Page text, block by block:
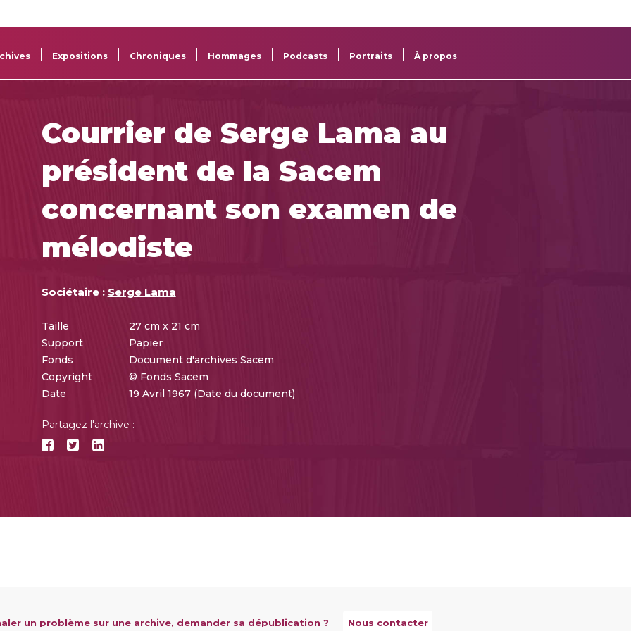
Sacem
projets
Sacem
des œuvres
Expositions Chroniques Hommages Podcasts Portraits À propos
Courrier de Serge Lama au
président de la Sacem
concernant son examen de
mélodiste
Sociétaire : Serge Lama
Taille
27 cm x 21 cm
Support
Papier
Fonds
Document d'archives Sacem
Copyright
© Fonds Sacem
Date
19 Avril 1967 (Date du document)
Partagez l'archive :
un problème sur une archive, demander sa dépublication ? Nous contacter